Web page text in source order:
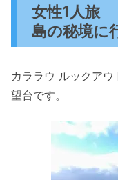
女性1人旅
島の秘境に
カララウ ルックア
望台です。